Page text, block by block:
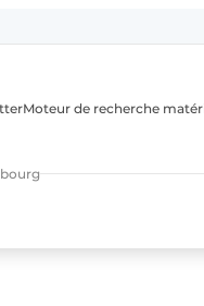
Moteur de recherche